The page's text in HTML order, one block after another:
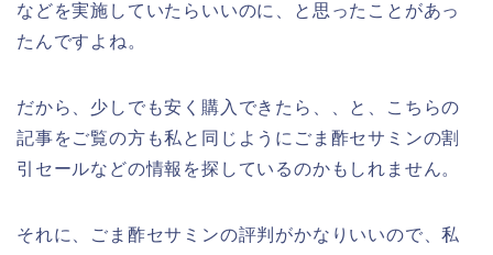
などを実施していたらいいのに、と思ったことがあっ
たんですよね。
だから、少しでも安く購入できたら、、と、こちらの
記事をご覧の方も私と同じようにごま酢セサミンの割
引セールなどの情報を探しているのかもしれません。
それに、ごま酢セサミンの評判がかなりいいので、私